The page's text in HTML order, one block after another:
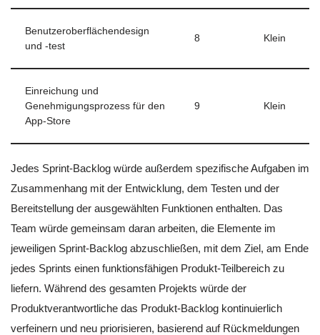
Benutzeroberflächendesign
und -test
8 Klein
Einreichung und
Genehmigungsprozess für den
App-Store
9 Klein
Jedes Sprint-Backlog würde außerdem spezifische Aufgaben im
Zusammenhang mit der Entwicklung, dem Testen und der
Bereitstellung der ausgewählten Funktionen enthalten. Das
Team würde gemeinsam daran arbeiten, die Elemente im
jeweiligen Sprint-Backlog abzuschließen, mit dem Ziel, am Ende
jedes Sprints einen funktionsfähigen Produkt-Teilbereich zu
liefern. Während des gesamten Projekts würde der
Produktverantwortliche das Produkt-Backlog kontinuierlich
verfeinern und neu priorisieren, basierend auf Rückmeldungen